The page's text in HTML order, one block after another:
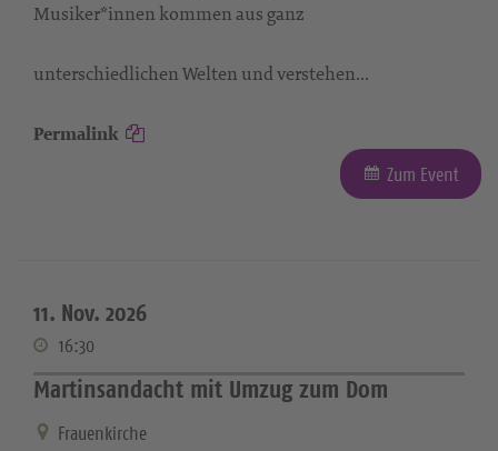
Musiker*innen kommen aus ganz
unterschiedlichen Welten und verstehen...
Permalink
Zum Event
11. Nov. 2026
16:30
Martinsandacht mit Umzug zum Dom
Frauenkirche